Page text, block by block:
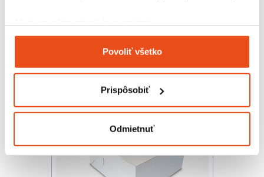
Zhromažďovať informácie o vašej geografickej
polohe s presnosťou na niekoľko metrov
Identifikovať vaše zariadenie aktívnym
Viac informácií o tom, ako sa spracúvajú vaše osobné
údaje, nájdete v časti svašimi nastaveniami
o používaní súborov cookie.
Povoliť všetko
Prispôsobiť
Odmietnuť
20,91 € s DPH / bal.
17,00 € bez DPH
100 ks v balení